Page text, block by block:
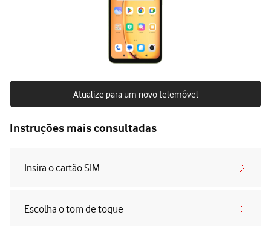
Atualize para um novo telemóvel
Instruções mais consultadas
Insira o cartão SIM
Escolha o tom de toque